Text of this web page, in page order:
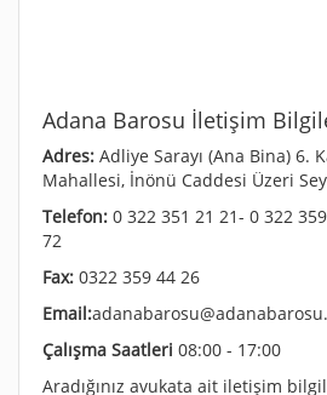
Adana Barosu İletişim
Adres: Adliye Sarayı (Ana Bina) 6.
Mahallesi, İnönü Caddesi Üzeri
Telefon: 0 322 351 21 21- 0 322
72
Fax: 0322 359 44 26
Email:
Çalışma Saatleri 08:00 - 17:00
Aradığınız avukata ait iletişim